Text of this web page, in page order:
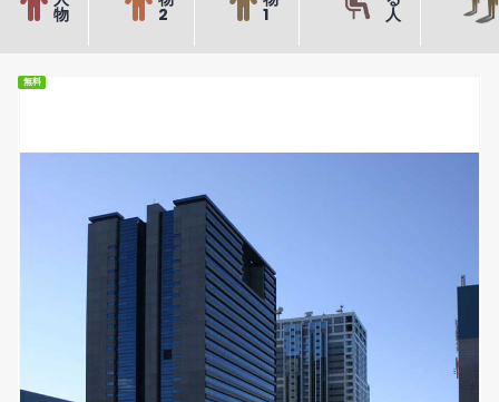
物 2 1 人
無料